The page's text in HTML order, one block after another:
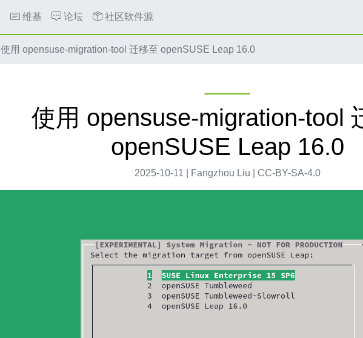
维基 论坛 社区软件源
使用 opensuse-migration-tool 迁移至 openSUSE Leap 16.0
使用 opensuse-migration-tool
openSUSE Leap 16.0
2025-10-11 | Fangzhou Liu | CC-BY-SA-4.0